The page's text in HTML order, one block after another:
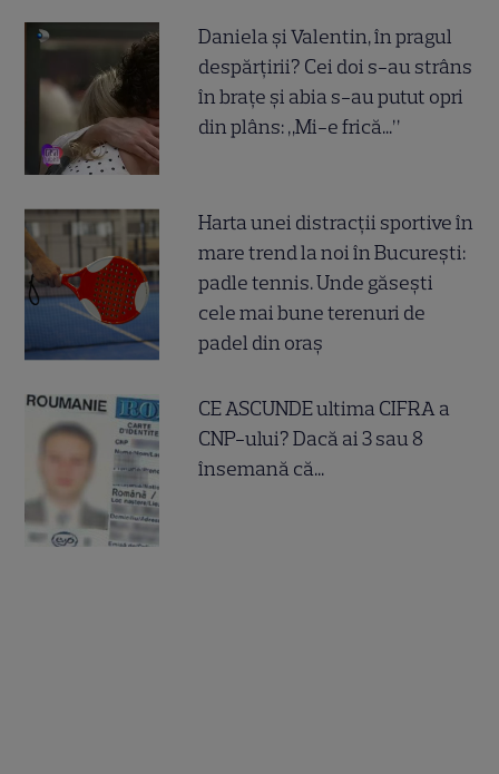
Daniela și Valentin, în pragul
despărțirii? Cei doi s-au strâns
în brațe și abia s-au putut opri
din plâns: „Mi-e frică...”
Harta unei distracții sportive în
mare trend la noi în București:
padle tennis. Unde găsești
cele mai bune terenuri de
padel din oraș
CE ASCUNDE ultima CIFRA a
CNP-ului? Dacă ai 3 sau 8
însemană că...